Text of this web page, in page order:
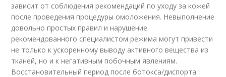
зависит от соблюдения рекомендаций по уходу за кожей
после проведения процедуры омоложения. Невыполнение
довольно простых правил и нарушение
рекомендованного специалистом режима могут привести
не только к ускоренному выводу активного вещества из
тканей, но и к негативным побочным явлениям.
Восстановительный период после ботокса/диспорта